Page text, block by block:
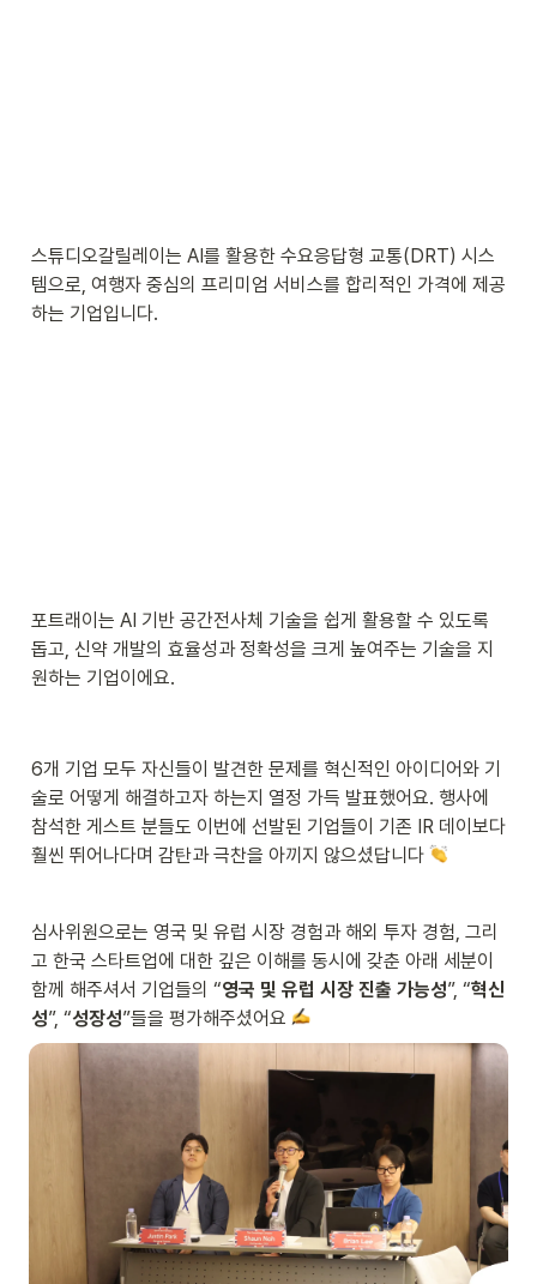
스튜디오갈릴레이는 AI를 활용한 수요응답형 교통(DRT) 시스
템으로, 여행자 중심의 프리미엄 서비스를 합리적인 가격에 제공
하는 기업입니다.
포트래이는 AI 기반 공간전사체 기술을 쉽게 활용할 수 있도록
돕고, 신약 개발의 효율성과 정확성을 크게 높여주는 기술을 지
원하는 기업이에요.
6개 기업 모두 자신들이 발견한 문제를 혁신적인 아이디어와 기
술로 어떻게 해결하고자 하는지 열정 가득 발표했어요. 행사에
참석한 게스트 분들도 이번에 선발된 기업들이 기존 IR 데이보다
훨씬 뛰어나다며 감탄과 극찬을 아끼지 않으셨답니다
심사위원으로는 영국 및 유럽 시장 경험과 해외 투자 경험, 그리
고 한국 스타트업에 대한 깊은 이해를 동시에 갖춘 아래 세분이
함께 해주셔서 기업들의 “영국 및 유럽 시장 진출 가능성”, “혁신
성”, “성장성”들을 평가해주셨어요